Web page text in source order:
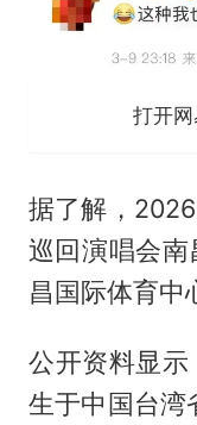
打开
据了解，
巡回演唱会
昌国际体育中
公开资料显示
生于中国台湾